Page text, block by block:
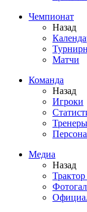
Чемпионат
Назад
Матчи
Команда
Назад
Игроки
Тренеры
Медиа
Назад